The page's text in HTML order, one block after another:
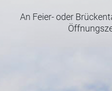
An Feier- oder